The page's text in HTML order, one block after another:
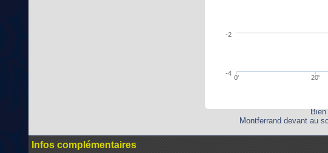
0' 20'
-4
-2
Bien
Montferrand devant au
Infos complémentaires